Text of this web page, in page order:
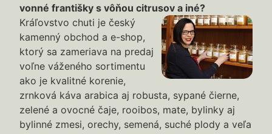
vonné františky s vôňou citrusov a iné?
Kráľovstvo chuti je český
kamenný obchod a e-shop,
ktorý sa zameriava na predaj
voľne váženého sortimentu
ako je kvalitné korenie,
zrnková káva arabica aj robusta, sypané čierne,
zelené a ovocné čaje, rooibos, mate, bylinky aj
bylinné zmesi, orechy, semená, suché plody a veľa